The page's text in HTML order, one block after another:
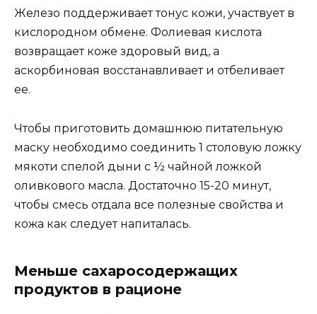
Железо поддерживает тонус кожи, участвует в
кислородном обмене. Фолиевая кислота
возвращает коже здоровый вид, а
аскорбиновая восстанавливает и отбеливает
ее.
Чтобы приготовить домашнюю питательную
маску необходимо соединить 1 столовую ложку
мякоти спелой дыни с ½ чайной ложкой
оливкового масла. Достаточно 15-20 минут,
чтобы смесь отдала все полезные свойства и
кожа как следует напиталась.
Меньше сахаросодержащих
продуктов в рационе